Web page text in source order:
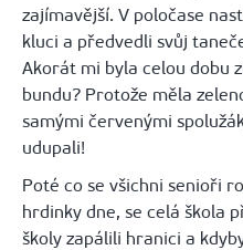
zajímavější. V poločase
kluci a předvedli svůj
Akorát mi byla celou dobu
bundu? Protože měla
samými červenými
udupali!
Poté co se všichni senioři
hrdinky dne, se celá škola
školy zapálili hranici a